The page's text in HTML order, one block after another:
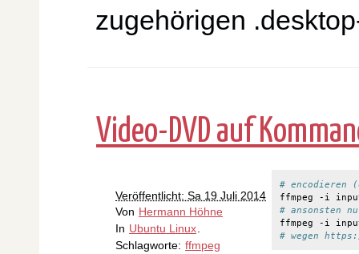
zugehörigen
Video-DVD auf
Veröffentlicht: Sa 19 Juli 2014
Von Hermann Höhne
In Ubuntu Linux
Schlagworte: ffmpeg
# encodieren
# ansonsten
# wegen